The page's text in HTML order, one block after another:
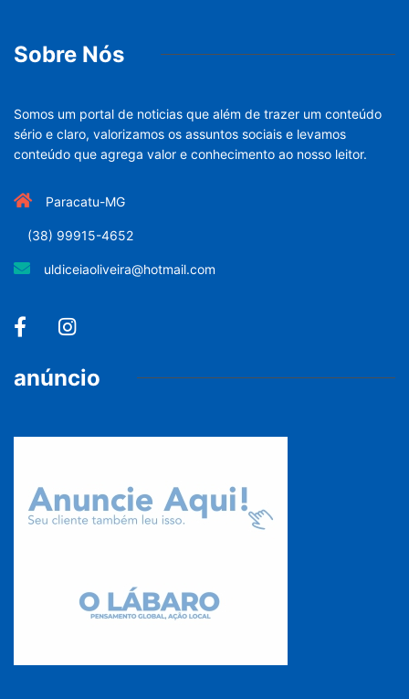
Sobre Nós
Somos um portal de noticias que além de trazer um conteúdo
sério e claro, valorizamos os assuntos sociais e levamos
conteúdo que agrega valor e conhecimento ao nosso leitor.
Paracatu-MG
(38) 99915-4652
uldiceiaoliveira@hotmail.com
anúncio